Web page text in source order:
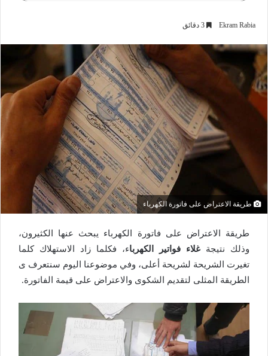
Ekram Rabia
طريقة الاعتراض على فاتورة الكهرباء
طريقة الاعتراض على فاتورة الكهرباء يبحث عنها الكثيرون،
وذلك نتيجة غلاء فواتير الكهرباء، فكلما زاد الاستهلاك كلما
تغيرت الشريحة لشريحة أعلى، وفي موضوعنا اليوم سنتعرف ى
الطريقة المثلى لتقديم الشكوى والاعتراض على قيمة الفاتورة.